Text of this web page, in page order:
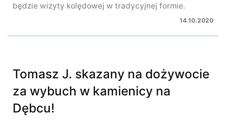
będzie wizyty kolędowej w tradycyjnej formie.
14.10.2020
Tomasz J. skazany na dożywocie
za wybuch w kamienicy na
Dębcu!